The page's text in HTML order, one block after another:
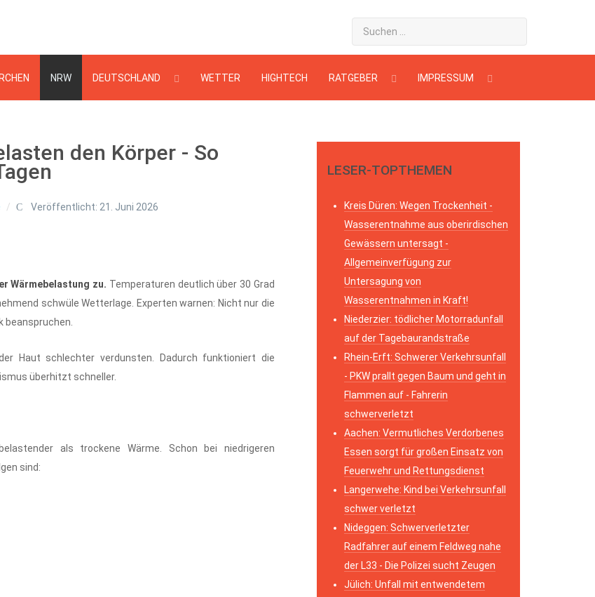
NRW DEUTSCHLAND WETTER HIGHTECH RATGEBER IMPRESSUM
den Körper - So
Veröffentlicht: 21. Juni 2026
Wärmebelastung zu. Temperaturen deutlich über 30 Grad
schwüle Wetterlage. Experten warnen: Nicht nur die
beanspruchen.
Haut schlechter verdunsten. Dadurch funktioniert die
überhitzt schneller.
als trockene Wärme. Schon bei niedrigeren
sind:
LESER-TOPTHEMEN
Kreis Düren: Wegen Trockenheit -
Wasserentnahme aus oberirdischen
Gewässern untersagt -
Allgemeinverfügung zur
Untersagung von
Wasserentnahmen in Kraft!
Niederzier: tödlicher Motorradunfall
auf der Tagebaurandstraße
Rhein-Erft: Schwerer Verkehrsunfall
- PKW prallt gegen Baum und geht in
Flammen auf - Fahrerin
schwerverletzt
Aachen: Vermutliches Verdorbenes
Essen sorgt für großen Einsatz von
Feuerwehr und Rettungsdienst
Langerwehe: Kind bei Verkehrsunfall
schwer verletzt
Nideggen: Schwerverletzter
Radfahrer auf einem Feldweg nahe
der L33 - Die Polizei sucht Zeugen
Jülich: Unfall mit entwendetem